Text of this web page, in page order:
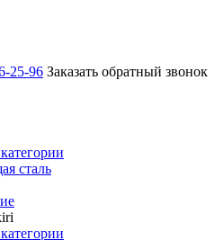
25-96 Заказать обратный звонок
сталь